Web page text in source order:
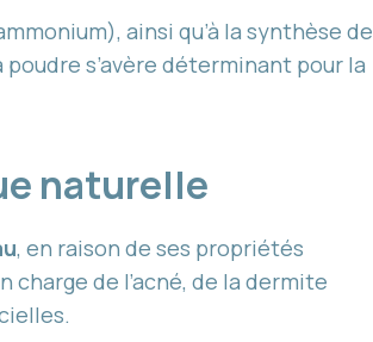
ainsi qu’à la synthèse de
s’avère déterminant pour la
naturelle
, en raison de ses propriétés
de l’acné, de la dermite